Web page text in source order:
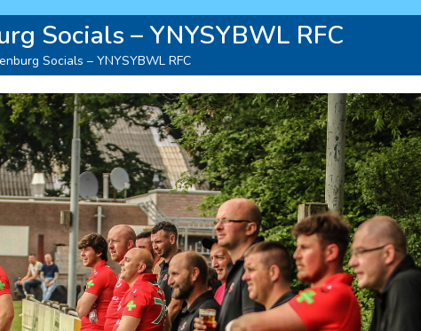
Socials – YNYSYBWL RFC
Socials – YNYSYBWL RFC